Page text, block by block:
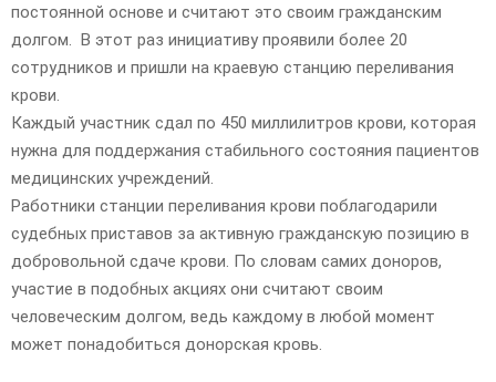
N
U
постоянной основе и считают это своим гражданским
долгом. В этот раз инициативу проявили более 20
сотрудников и пришли на краевую станцию переливания
крови.
Каждый участник сдал по 450 миллилитров крови, которая
нужна для поддержания стабильного состояния пациентов
медицинских учреждений.
Работники станции переливания крови поблагодарили
судебных приставов за активную гражданскую позицию в
добровольной сдаче крови. По словам самих доноров,
участие в подобных акциях они считают своим
человеческим долгом, ведь каждому в любой момент
может понадобиться донорская кровь.